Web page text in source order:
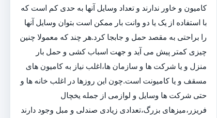
کامیون و خاور ندارند و تعداد وسایل آنها به حدی کم است که
با استفاده از یک یا دو وانت بار ممکن است بتوان وسایل آنها
را براحتی به مقصد حمل و جابجا کرد.هر چند که معمولا چنین
چیزی کمتر پیش می آید و جهت اسباب کشی و حمل بار
منزل و یا شرکت ها و سازمان ها،اغلب نیاز به کامیون های
مسقف و یا کامیونت است.چون این روزها در اغلب خانه ها و
حتی شرکت ها وسایل و لوازمی از جمله یخچال
فریزر،میزهای بزرگ،تعدادی زیادی صندلی و مبل وجود دارند